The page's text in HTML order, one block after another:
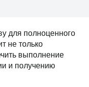
для полноценного
не только
выполнение
и получению